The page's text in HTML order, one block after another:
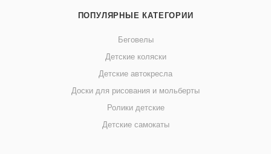
ПОПУЛЯРНЫЕ КАТЕГОРИИ
Беговелы
Детские коляски
Детские автокресла
Доски для рисования и мольберты
Ролики детские
Детские самокаты